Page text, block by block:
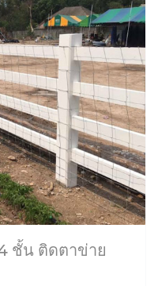
ชั้น ติดตาข่าย